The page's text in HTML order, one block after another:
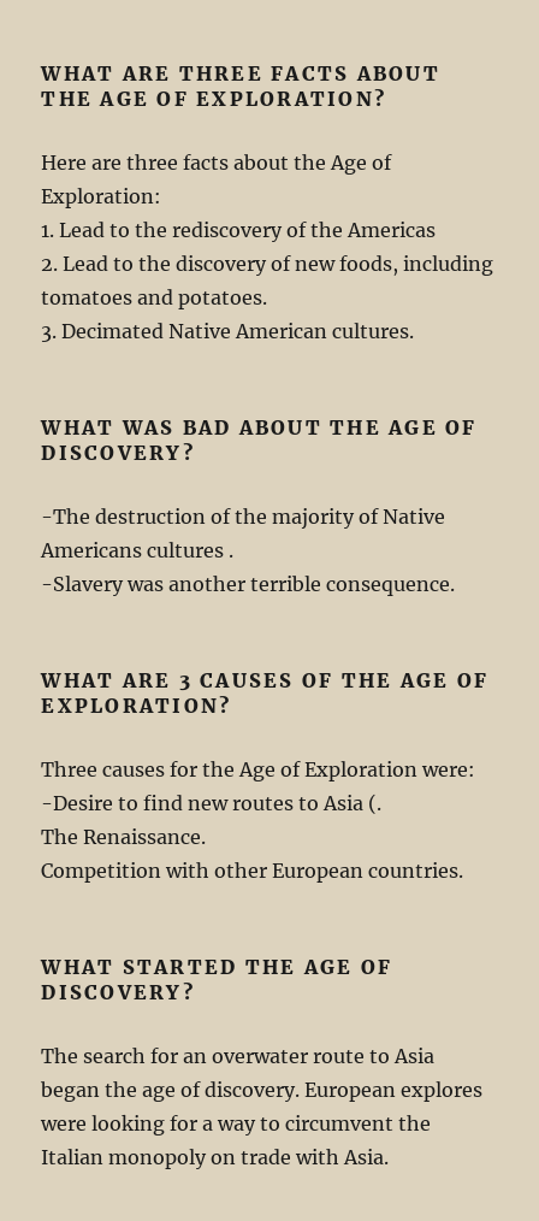
WHAT ARE THREE FACTS ABOUT
THE AGE OF EXPLORATION?
Here are three facts about the Age of
Exploration:
1. Lead to the rediscovery of the Americas
2. Lead to the discovery of new foods, including
tomatoes and potatoes.
3. Decimated Native American cultures.
WHAT WAS BAD ABOUT THE AGE OF
DISCOVERY?
-The destruction of the majority of Native
Americans cultures .
-Slavery was another terrible consequence.
WHAT ARE 3 CAUSES OF THE AGE OF
EXPLORATION?
Three causes for the Age of Exploration were:
-Desire to find new routes to Asia (.
The Renaissance.
Competition with other European countries.
WHAT STARTED THE AGE OF
DISCOVERY?
The search for an overwater route to Asia
began the age of discovery. European explores
were looking for a way to circumvent the
Italian monopoly on trade with Asia.